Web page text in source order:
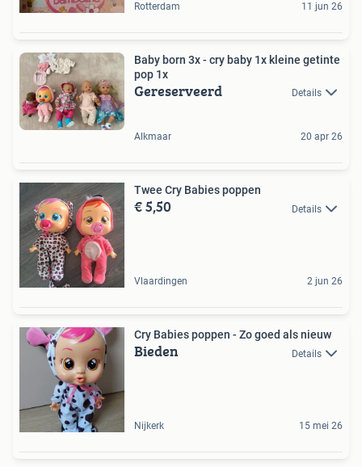
Rotterdam 11 jun 26
Baby born 3x - cry baby 1x kleine getinte
pop 1x
Gereserveerd Details
Alkmaar 20 apr 26
Twee Cry Babies poppen
€ 5,50 Details
Vlaardingen 2 jun 26
Cry Babies poppen - Zo goed als nieuw
Bieden Details
Nijkerk 15 mei 26